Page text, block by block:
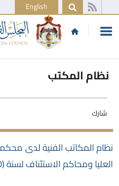
English
نظام المكتب
شارك
نظام المكاتب الفنية لدى
العليا ومحاكم الاستئناف لسنة (2010)